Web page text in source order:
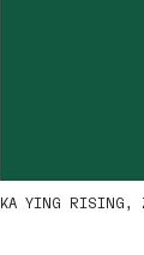
KA YING